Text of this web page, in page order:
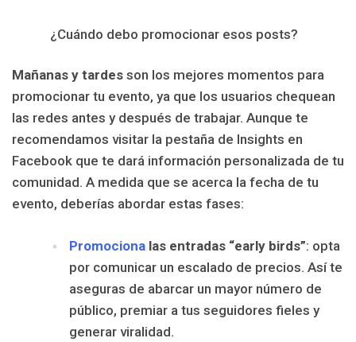
¿Cuándo debo promocionar esos posts?
Mañanas y tardes son los mejores momentos para
promocionar tu evento, ya que los usuarios chequean
las redes antes y después de trabajar. Aunque te
recomendamos visitar la pestaña de Insights en
Facebook que te dará información personalizada de tu
comunidad. A medida que se acerca la fecha de tu
evento, deberías abordar estas fases:
Promociona las entradas “early birds”: opta
por comunicar un escalado de precios. Así te
aseguras de abarcar un mayor número de
público, premiar a tus seguidores fieles y
generar viralidad.